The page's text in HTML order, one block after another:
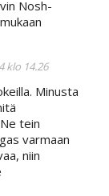
Nosh-
klo 14.26
Minusta
tein
varmaan
niin